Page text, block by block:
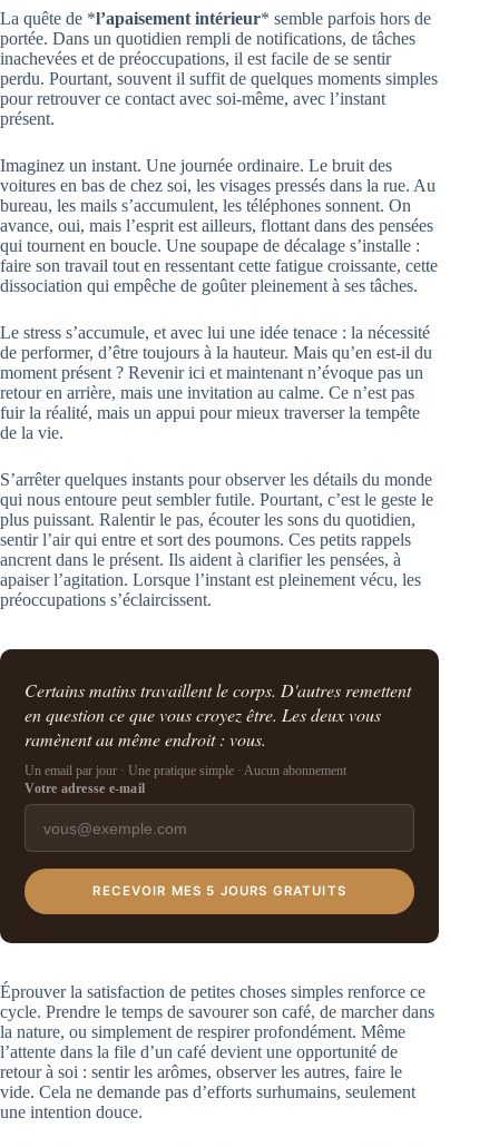
La quête de *l’apaisement intérieur* semble parfois hors de
portée. Dans un quotidien rempli de notifications, de tâches
inachevées et de préoccupations, il est facile de se sentir
perdu. Pourtant, souvent il suffit de quelques moments simples
pour retrouver ce contact avec soi-même, avec l’instant
présent.
Imaginez un instant. Une journée ordinaire. Le bruit des
voitures en bas de chez soi, les visages pressés dans la rue. Au
bureau, les mails s’accumulent, les téléphones sonnent. On
avance, oui, mais l’esprit est ailleurs, flottant dans des pensées
qui tournent en boucle. Une soupape de décalage s’installe :
faire son travail tout en ressentant cette fatigue croissante, cette
dissociation qui empêche de goûter pleinement à ses tâches.
Le stress s’accumule, et avec lui une idée tenace : la nécessité
de performer, d’être toujours à la hauteur. Mais qu’en est-il du
moment présent ? Revenir ici et maintenant n’évoque pas un
retour en arrière, mais une invitation au calme. Ce n’est pas
fuir la réalité, mais un appui pour mieux traverser la tempête
de la vie.
S’arrêter quelques instants pour observer les détails du monde
qui nous entoure peut sembler futile. Pourtant, c’est le geste le
plus puissant. Ralentir le pas, écouter les sons du quotidien,
sentir l’air qui entre et sort des poumons. Ces petits rappels
ancrent dans le présent. Ils aident à clarifier les pensées, à
apaiser l’agitation. Lorsque l’instant est pleinement vécu, les
préoccupations s’éclaircissent.
Certains matins travaillent le corps. D'autres remettent
en question ce que vous croyez être. Les deux vous
ramènent au même endroit : vous.
Un email par jour · Une pratique simple · Aucun abonnement
Votre adresse e-mail
RECEVOIR MES 5 JOURS GRATUITS
Éprouver la satisfaction de petites choses simples renforce ce
cycle. Prendre le temps de savourer son café, de marcher dans
la nature, ou simplement de respirer profondément. Même
l’attente dans la file d’un café devient une opportunité de
retour à soi : sentir les arômes, observer les autres, faire le
vide. Cela ne demande pas d’efforts surhumains, seulement
une intention douce.